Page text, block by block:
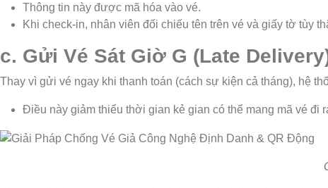
Thông tin này được mã hóa vào vé.
Khi check-in, nhân viên đối chiếu tên trên vé và giấy tờ tùy
c. Gửi Vé Sát Giờ G (Late
Thay vì gửi vé ngay khi thanh toán (cách sự kiện cả tháng), hệ
Điều này giảm thiểu thời gian kẻ gian có thể mang mã vé đi